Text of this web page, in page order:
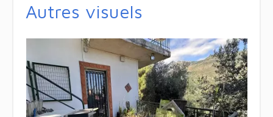
Autres visuels